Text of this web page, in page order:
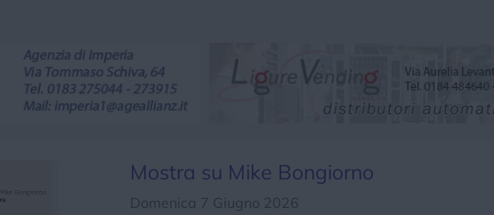
CATEGORIE EVENTI
Chi siamoPrivacy e CookieLogin
Mostra su Mike Bongiorno
Domenica 7 Giugno 2026